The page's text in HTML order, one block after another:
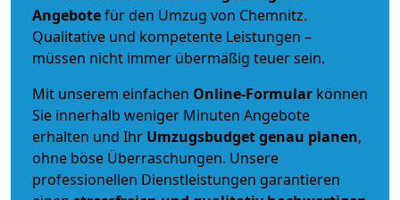
Angebotefür den Umzug von Chemnitz.
Qualitative und kompetente Leistungen –
müssen nicht immer übermäßig teuer sein.
Mit unserem einfachen Online-Formular können
Sie innerhalb weniger Minuten Angebote
erhalten und Ihr Umzugsbudgetgenau planen,
ohne böse Überraschungen. Unsere
professionellen Dienstleistungen garantieren